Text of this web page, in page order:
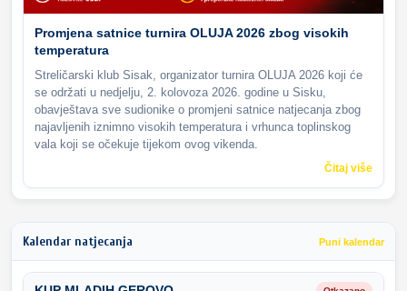
Promjena satnice turnira OLUJA 2026 zbog visokih
temperatura
Streličarski klub Sisak, organizator turnira OLUJA 2026 koji će
se održati u nedjelju, 2. kolovoza 2026. godine u Sisku,
obavještava sve sudionike o promjeni satnice natjecanja zbog
najavljenih iznimno visokih temperatura i vrhunca toplinskog
vala koji se očekuje tijekom ovog vikenda.
Čitaj više
Kalendar natjecanja Puni kalendar